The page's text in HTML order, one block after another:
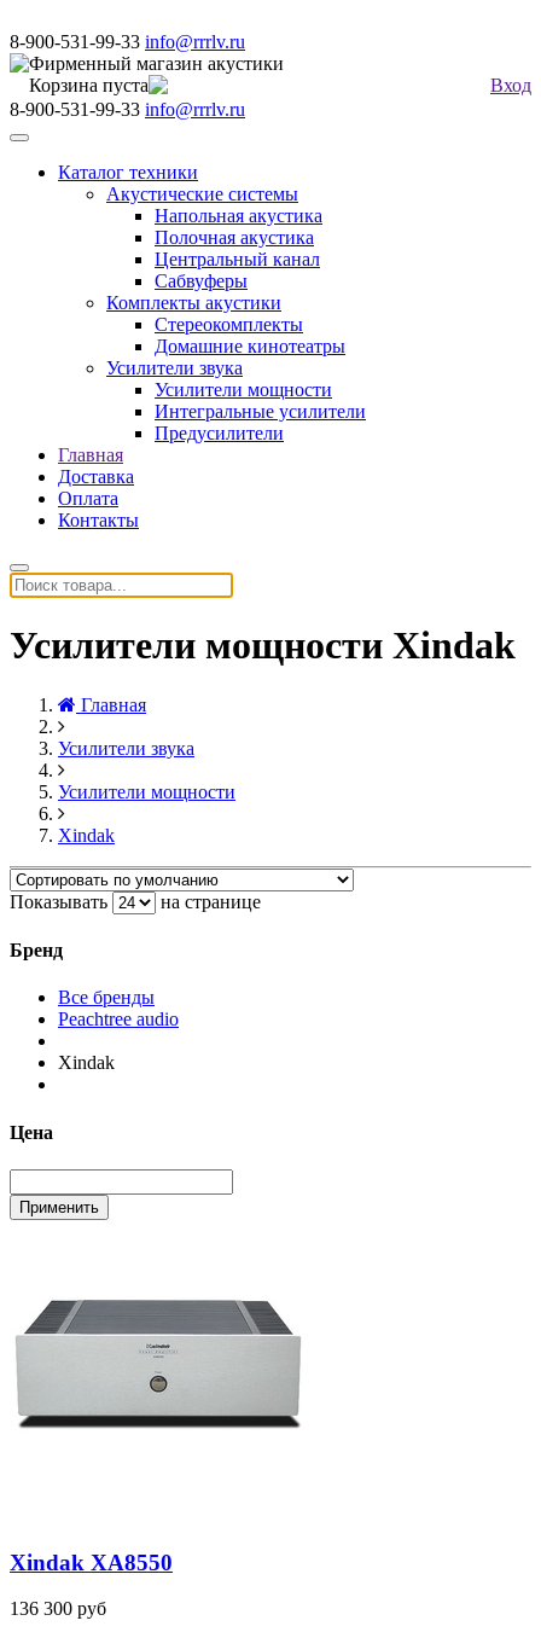
8-900-531-99-33 info@rrrlv.ru
Фирменный магазин акустики
Корзина пуста
Вход
8-900-531-99-33 info@rrrlv.ru
Меню
Каталог техники
Акустические системы
Напольная акустика
Полочная акустика
Центральный канал
Сабвуферы
Комплекты акустики
Стереокомплекты
Домашние кинотеатры
Усилители звука
Усилители мощности
Интегральные усилители
Предусилители
Главная
Доставка
Оплата
Контакты
Усилители мощности Xindak
Главная
Усилители звука
Усилители мощности
Xindak
Показывать на странице
Бренд
Все бренды
Peachtree audio
Xindak
Цена
Xindak XA8550
136 300 руб